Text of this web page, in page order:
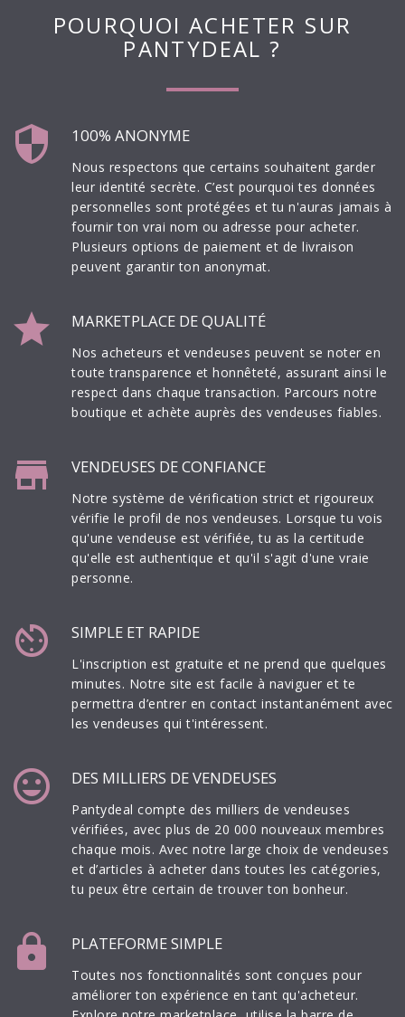
POURQUOI ACHETER SUR
PANTYDEAL ?
security 100% ANONYME
Nous respectons que certains souhaitent garder
leur identité secrète. C’est pourquoi tes données
personnelles sont protégées et tu n'auras jamais à
fournir ton vrai nom ou adresse pour acheter.
Plusieurs options de paiement et de livraison
peuvent garantir ton anonymat.
star MARKETPLACE DE QUALITÉ
Nos acheteurs et vendeuses peuvent se noter en
toute transparence et honnêteté, assurant ainsi le
respect dans chaque transaction. Parcours notre
boutique et achète auprès des vendeuses fiables.
store VENDEUSES DE CONFIANCE
Notre système de vérification strict et rigoureux
vérifie le profil de nos vendeuses. Lorsque tu vois
qu'une vendeuse est vérifiée, tu as la certitude
qu'elle est authentique et qu'il s'agit d'une vraie
personne.
av_timer SIMPLE ET RAPIDE
L'inscription est gratuite et ne prend que quelques
minutes. Notre site est facile à naviguer et te
permettra d’entrer en contact instantanément avec
les vendeuses qui t'intéressent.
mood DES MILLIERS DE VENDEUSES
Pantydeal compte des milliers de vendeuses
vérifiées, avec plus de 20 000 nouveaux membres
chaque mois. Avec notre large choix de vendeuses
et d’articles à acheter dans toutes les catégories,
tu peux être certain de trouver ton bonheur.
lock PLATEFORME SIMPLE
Toutes nos fonctionnalités sont conçues pour
améliorer ton expérience en tant qu'acheteur.